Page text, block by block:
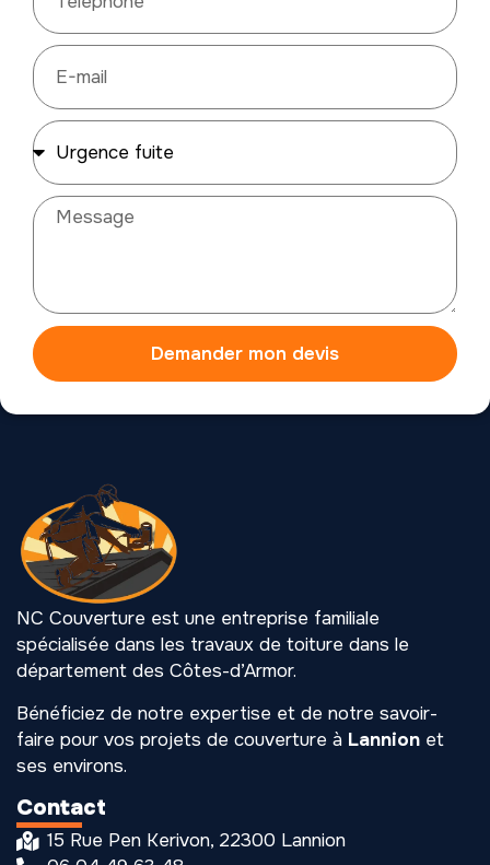
Demander mon devis
NC Couverture est une entreprise familiale
spécialisée dans les travaux de toiture dans le
département des Côtes-d’Armor.
Bénéficiez de notre expertise et de notre savoir-
faire pour vos projets de couverture à Lannion et
ses environs.
Contact
15 Rue Pen Kerivon, 22300 Lannion